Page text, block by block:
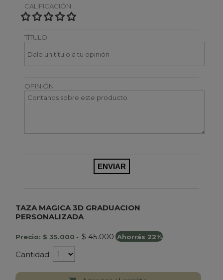
CALIFICACIÓN
TÍTULO
OPINIÓN
TAZA MAGICA 3D GRADUACION
PERSONALIZADA
Precio: $ 35.000 - $ 45.000 Ahorrás 22%
Cantidad: